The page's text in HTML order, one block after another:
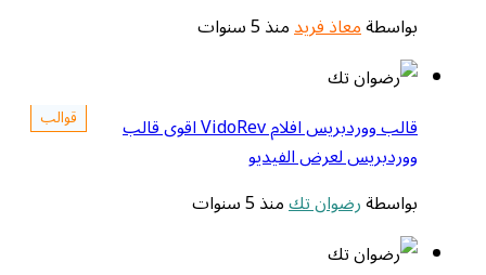
بواسطةمعاذ فريدمنذ 5 سنوات
قوالب قالب ووردبريس افلام VidoRev اقوى قالب
ووردبريس لعرض الفيديو
بواسطةرضوان تكمنذ 5 سنوات